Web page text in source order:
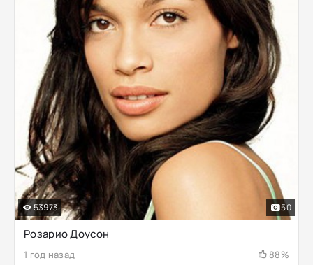
Розарио Доусон
1 год назад 88%
53973 50